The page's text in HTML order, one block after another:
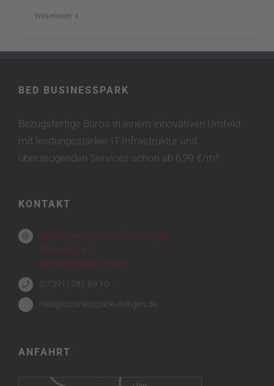
Weiterlesen
BED BUSINESSPARK
Bezugsfertige Büros in einem innovativen Umfeld
mit leistungsstarker IT-Infrastruktur und
überzeugenden Services schon ab 6,99 €/m².
KONTAKT
BED BusinessPark Ehingen Donau
Talstraße 14-21
89584 Ehingen (Donau)
(07391) 781 89 10
mail@businesspark-ehingen.de
ANFAHRT